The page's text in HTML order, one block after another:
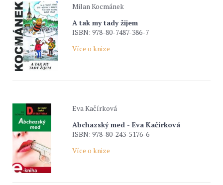
Milan Kocmánek
A tak my tady žijem
ISBN: 978-80-7487-386-7
Více o knize
Eva Kačírková
Abchazský med - Eva Kačírková
ISBN: 978-80-243-5176-6
Více o knize